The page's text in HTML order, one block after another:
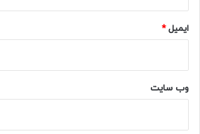
ایمیل*
وب‌ سایت